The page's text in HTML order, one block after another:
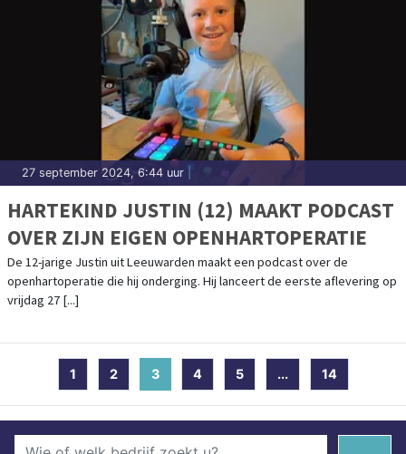
27 september 2024, 6:44 uur
HARTEKIND JUSTIN (12) MAAKT PODCAST
OVER ZIJN EIGEN OPENHARTOPERATIE
De 12-jarige Justin uit Leeuwarden maakt een podcast over de
openhartoperatie die hij onderging. Hij lanceert de eerste aflevering op
vrijdag 27 [...]
1 2 3(current)
4 5 ... 14